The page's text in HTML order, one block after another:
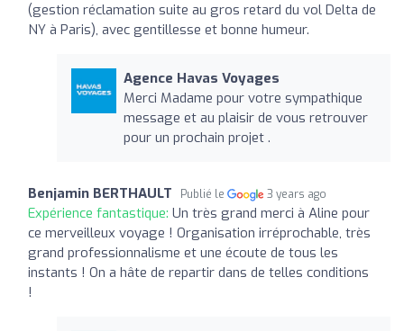
(gestion réclamation suite au gros retard du vol Delta de
NY à Paris), avec gentillesse et bonne humeur.
Agence Havas Voyages
Merci Madame pour votre sympathique
message et au plaisir de vous retrouver
pour un prochain projet .
Benjamin BERTHAULT Publié le 3 years ago
Expérience fantastique: Un très grand merci à Aline pour
ce merveilleux voyage ! Organisation irréprochable, très
grand professionnalisme et une écoute de tous les
instants ! On a hâte de repartir dans de telles conditions
!